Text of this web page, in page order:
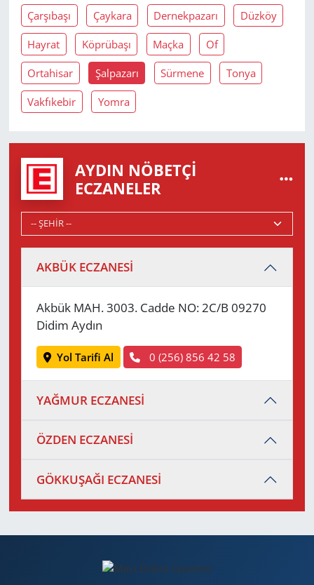
Çarşıbaşı Çaykara Dernekpazarı Düzköy
Hayrat Köprübaşı Maçka Of
Ortahisar Şalpazarı Sürmene Tonya
Vakfıkebir Yomra
AYDIN NÖBETÇI
ECZANELER
AKBÜK ECZANESİ
Akbük MAH. 3003. Cadde NO: 2C/B 09270
Didim Aydın
Yol Tarifi Al 0 (256) 856 42 58
YAĞMUR ECZANESİ
ÖZDEN ECZANESİ
GÖKKUŞAĞI ECZANESİ